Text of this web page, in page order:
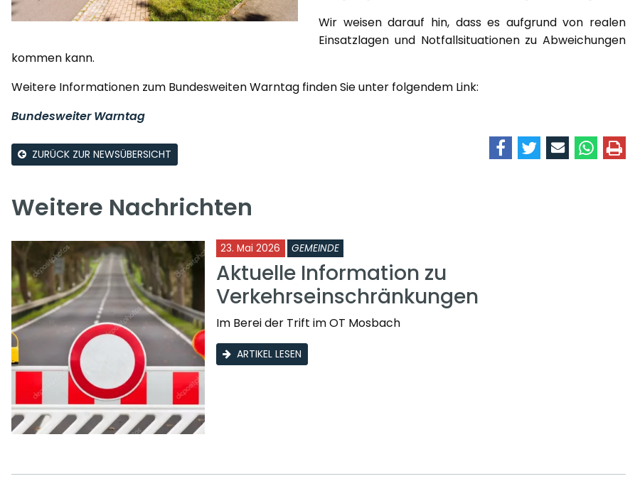
Wir weisen darauf hin, dass es aufgrund von realen
Einsatzlagen und Notfallsituationen zu Abweichungen
kommen kann.
Weitere Informationen zum Bundesweiten Warntag finden Sie unter folgendem Link:
Bundesweiter Warntag
ZURÜCK ZUR NEWSÜBERSICHT
Weitere Nachrichten
23. Mai 2026 GEMEINDE
Aktuelle Information zu
Verkehrseinschränkungen
Im Berei der Trift im OT Mosbach
ARTIKEL LESEN